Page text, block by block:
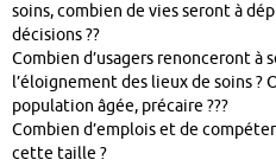
soins, combien de vies seront à
décisions ??
Combien d’usagers renonceront à
l’éloignement des lieux de soins ?
population âgée, précaire ???
Combien d’emplois et de
cette taille ?